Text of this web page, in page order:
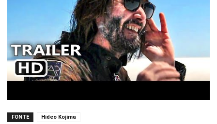
FONTE Hideo Kojima